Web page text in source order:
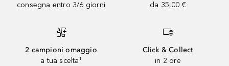
consegna entro 3/6 giorni
da 35,00 €
2 campioni omaggio
a tua scelta¹
Click & Collect
in 2 ore